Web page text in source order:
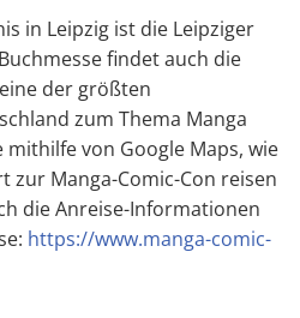
in Leipzig ist die Leipziger
findet auch die
der größten
zum Thema Manga
mithilfe von Google Maps, wie
zur Manga-Comic-Con reisen
die Anreise-Informationen
https://www.manga-comic-